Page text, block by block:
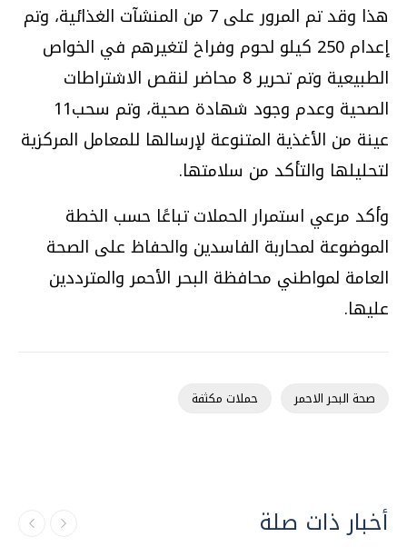
هذا وقد تم المرور على 7 من المنشآت الغذائية، وتم
إعدام 250 كيلو لحوم وفراخ لتغيرهم في الخواص
الطبيعية وتم تحرير 8 محاضر لنقص الاشتراطات
الصحية وعدم وجود شهادة صحية، وتم سحب11
عينة من الأغذية المتنوعة لإرسالها للمعامل المركزية
لتحليلها والتأكد من سلامتها.
وأكد مرعي استمرار الحملات تباعًا حسب الخطة
الموضوعة لمحاربة الفاسدين والحفاظ على الصحة
العامة لمواطني محافظة البحر الأحمر والمترددين
عليها.
صحة البحر الاحمر حملات مكثفة
أخبار ذات صلة